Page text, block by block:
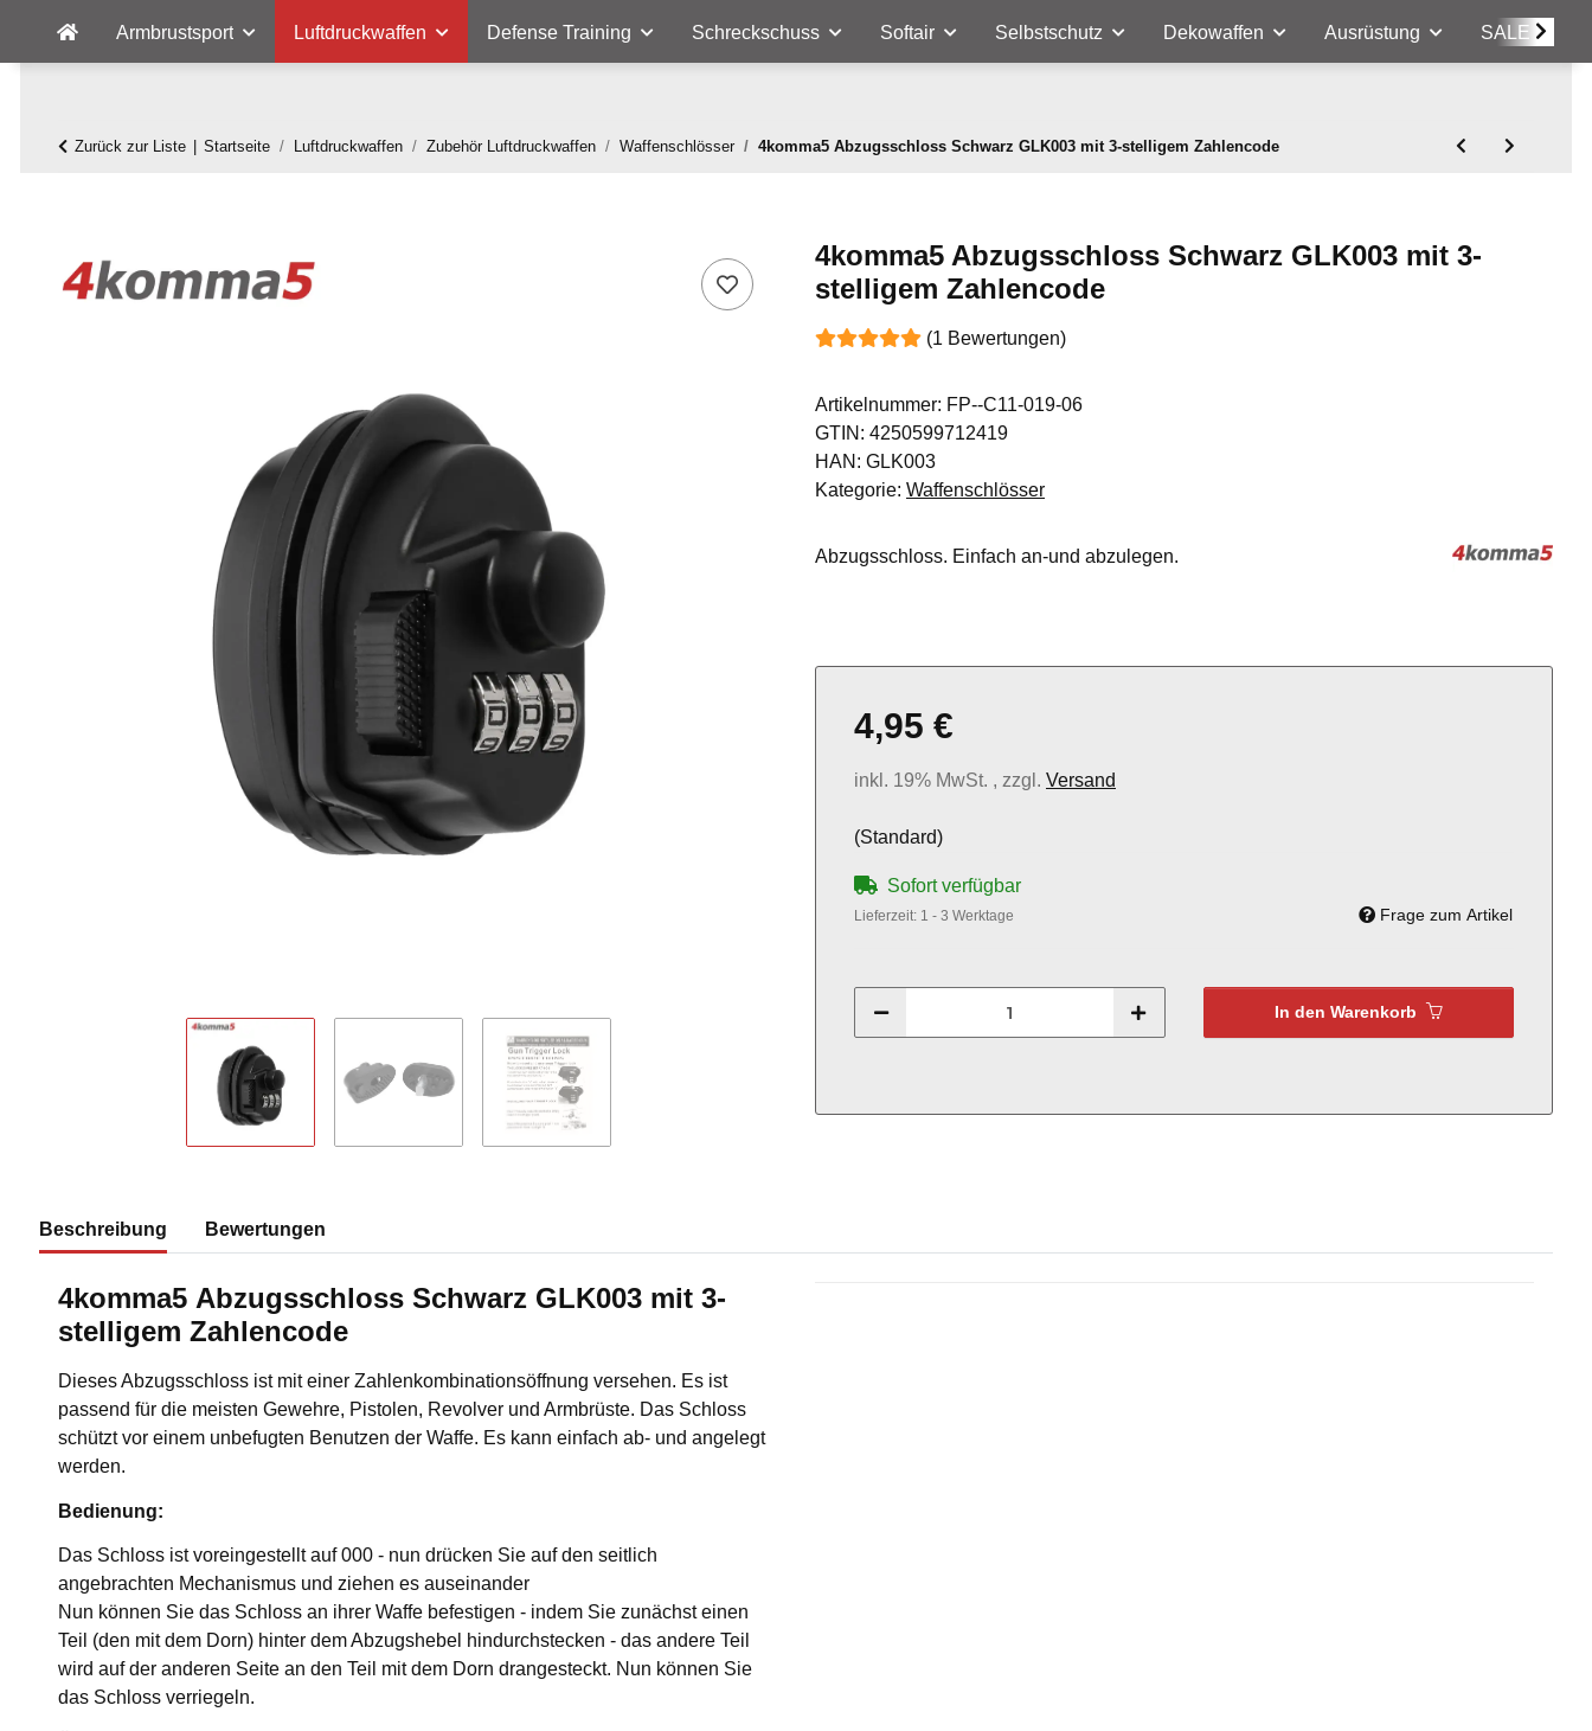
Armbrustsport Luftdruckwaffen Defense Training Schreckschuss Softair Selbstschutz Dekowaffen Ausrüstung SALE
Zurück zur Liste Startseite Luftdruckwaffen Zubehör Luftdruckwaffen Waffenschlösser 4komma5 Abzugsschloss Schwarz GLK003 mit 3-stelligem Zahlencode
4komma5 Abzugsschloss Schwarz GLK003 mit 3-
stelligem Zahlencode
(1 Bewertungen)
Artikelnummer: FP--C11-019-06
GTIN: 4250599712419
HAN: GLK003
Kategorie: Waffenschlösser
Abzugsschloss. Einfach an-und abzulegen.
4,95 €
inkl. 19% MwSt. , zzgl. Versand
(Standard)
Sofort verfügbar
Lieferzeit: 1 - 3 Werktage Frage zum Artikel
In den Warenkorb
Beschreibung Bewertungen
4komma5 Abzugsschloss Schwarz GLK003 mit 3-
stelligem Zahlencode
Dieses Abzugsschloss ist mit einer Zahlenkombinationsöffnung versehen. Es ist
passend für die meisten Gewehre, Pistolen, Revolver und Armbrüste. Das Schloss
schützt vor einem unbefugten Benutzen der Waffe. Es kann einfach ab- und angelegt
werden.
Bedienung:
Das Schloss ist voreingestellt auf 000 - nun drücken Sie auf den seitlich
angebrachten Mechanismus und ziehen es auseinander
Nun können Sie das Schloss an ihrer Waffe befestigen - indem Sie zunächst einen
Teil (den mit dem Dorn) hinter dem Abzugshebel hindurchstecken - das andere Teil
wird auf der anderen Seite an den Teil mit dem Dorn drangesteckt. Nun können Sie
das Schloss verriegeln.